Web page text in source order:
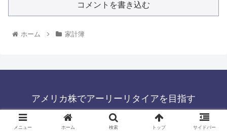
コメントを書き込む
ホーム 家計簿
アメリカ株でアーリーリタイアを目指す
注目銘柄
株式投資の勉強
経済的自由
お問い合わせ
メニュー ホーム 検索 トップ サイドバー